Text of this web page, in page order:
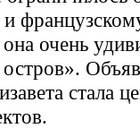
очень
стала